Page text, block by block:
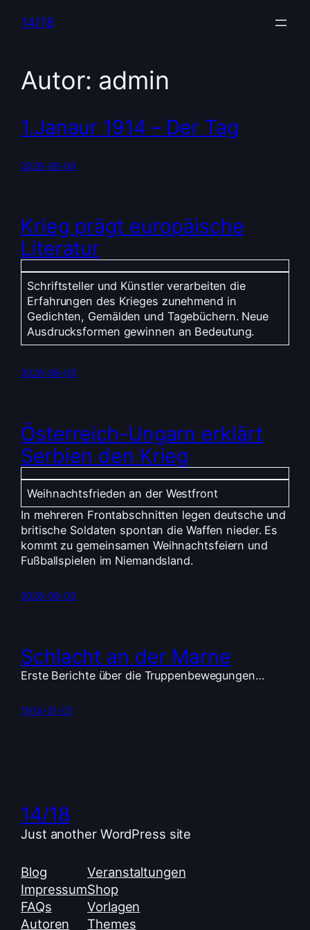
Inhalt14/18
Autor: admin
1.Janaur 1914 – Der Tag
2026-08-06
Krieg prägt europäische
Literatur
Schriftsteller und Künstler verarbeiten die
Erfahrungen des Krieges zunehmend in
Gedichten, Gemälden und Tagebüchern. Neue
Ausdrucksformen gewinnen an Bedeutung.
2026-08-05
Österreich-Ungarn erklärt
Serbien den Krieg
Weihnachtsfrieden an der Westfront
In mehreren Frontabschnitten legen deutsche und
britische Soldaten spontan die Waffen nieder. Es
kommt zu gemeinsamen Weihnachtsfeiern und
Fußballspielen im Niemandsland.
2026-08-05
Schlacht an der Marne
Erste Berichte über die Truppenbewegungen…
1914-01-01
14/18
Just another WordPress site
Blog
Impressum
FAQs
Autoren
Veranstaltungen
Shop
Vorlagen
Themes